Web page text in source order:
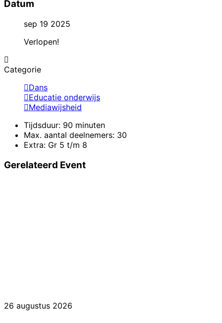
Datum
sep 19 2025
Verlopen!
Categorie
Dans
Educatie onderwijs
Mediawijsheid
Tijdsduur: 90 minuten
Max. aantal deelnemers: 30
Extra: Gr 5 t/m 8
Gerelateerd Event
26 augustus 2026